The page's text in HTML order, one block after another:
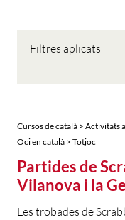
Filtres aplicats
Cursos de català > Activitats
Oci en català > Totjoc
Partides de
Vilanova i la
Les trobades de